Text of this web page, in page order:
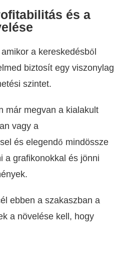
és a
a kereskedésből
biztosít egy viszonylag
szintet.
már megvan a kialakult
vagy a
és elegendő mindössze
a grafikonokkal és jönni
ebben a szakaszban a
a növelése kell, hogy